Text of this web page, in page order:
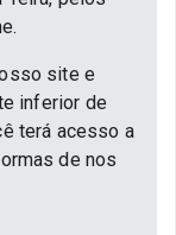
site e
inferior de
terá acesso a
de nos